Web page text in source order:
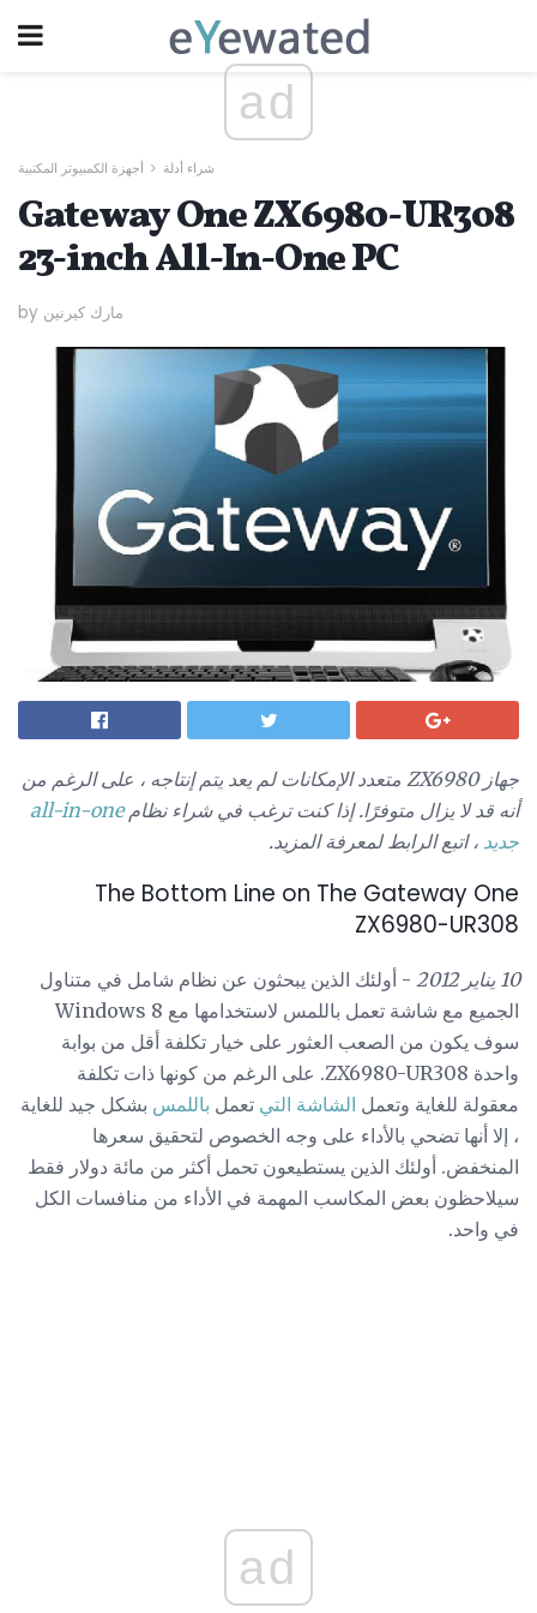
ad
شراء أدلة أجهزة الكمبيوتر المكتبية
Gateway One ZX6980-UR308
23-inch All-In-One PC
by مارك كيرنين
جهاز ZX6980 متعدد الإمكانات لم يعد يتم إنتاجه ، على الرغم من
أنه قد لا يزال متوفرًا. إذا كنت ترغب في شراء نظامall-in-one
جديد ، اتبع الرابط لمعرفة المزيد.
The Bottom Line on The Gateway One
ZX6980-UR308
10 يناير 2012
- أولئك الذين يبحثون عن نظام شامل في متناول
الجميع مع شاشة تعمل باللمس لاستخدامها مع Windows 8
سوف يكون من الصعب العثور على خيار تكلفة أقل من بوابة
واحدة ZX6980-UR308. على الرغم من كونها ذات تكلفة
معقولة للغاية وتعمل الشاشة التي تعمل باللمس بشكل جيد للغاية
، إلا أنها تضحي بالأداء على وجه الخصوص لتحقيق سعرها
المنخفض. أولئك الذين يستطيعون تحمل أكثر من مائة دولار فقط
سيلاحظون بعض المكاسب المهمة في الأداء من منافسات الكل
في واحد.
ad